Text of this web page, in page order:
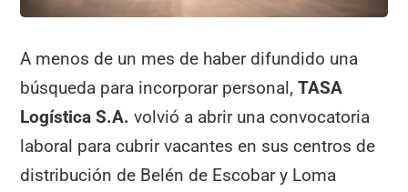
A menos de un mes de haber difundido una
búsqueda para incorporar personal,TASA
Logística S.A. volvió a abrir una convocatoria
laboral para cubrir vacantes en sus centros de
distribución de Belén de Escobar y Loma